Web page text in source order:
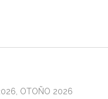
OTOÑO 2026